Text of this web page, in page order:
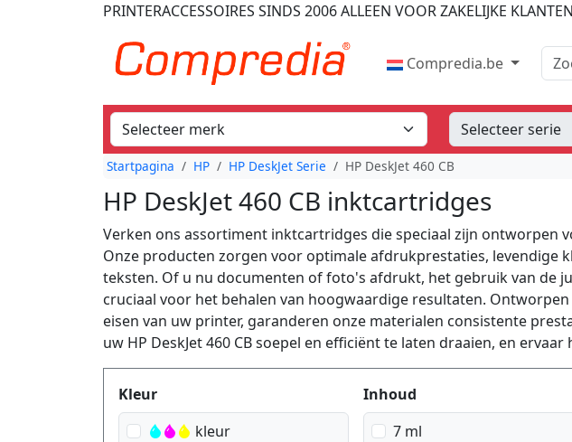
PRINTERACCESSOIRES SINDS 2006ALLEEN VOOR ZAKELIJKE KLANTEN
Compredia.be
Startpagina HP HP DeskJet Serie HP DeskJet 460 CB
HP DeskJet 460 CB inktcartridges
Verken ons assortiment inktcartridges die speciaal zijn ontworpen
Onze producten zorgen voor optimale afdrukprestaties, levendige
teksten. Of u nu documenten of foto's afdrukt, het gebruik van de
cruciaal voor het behalen van hoogwaardige resultaten.
eisen van uw printer, garanderen onze materialen consistente
uw HP DeskJet 460 CB soepel en efficiënt te laten draaien, en
Produktfilter
Kleur
kleur
Inhoud
7 ml